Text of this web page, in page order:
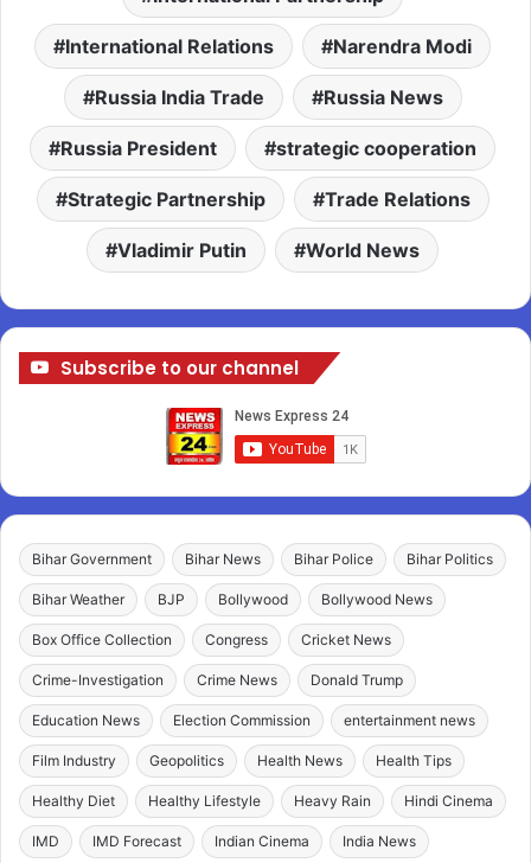
International Relations Narendra Modi
Russia India Trade Russia News
Russia President strategic cooperation
Strategic Partnership Trade Relations
Vladimir Putin World News
Subscribe to our channel
Bihar Government Bihar News Bihar Police Bihar Politics
Bihar Weather BJP Bollywood Bollywood News
Box Office Collection Congress Cricket News
Crime-Investigation Crime News Donald Trump
Education News Election Commission entertainment news
Film Industry Geopolitics Health News Health Tips
Healthy Diet Healthy Lifestyle Heavy Rain Hindi Cinema
IMD IMD Forecast Indian Cinema India News